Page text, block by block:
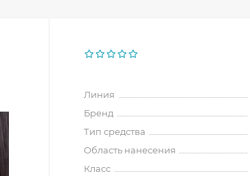
Линия
Бренд
Тип средства
Область нанесения
Класс